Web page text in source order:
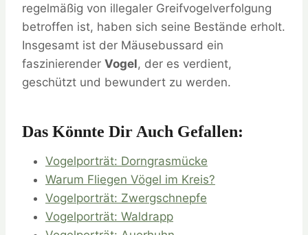
regelmäßig von illegaler Greifvogelverfolgung
betroffen ist, haben sich seine Bestände erholt.
Insgesamt ist der Mäusebussard ein
faszinierender Vogel, der es verdient,
geschützt und bewundert zu werden.
Das Könnte Dir Auch Gefallen:
Vogelporträt: Dorngrasmücke
Warum Fliegen Vögel im Kreis?
Vogelporträt: Zwergschnepfe
Vogelporträt: Waldrapp